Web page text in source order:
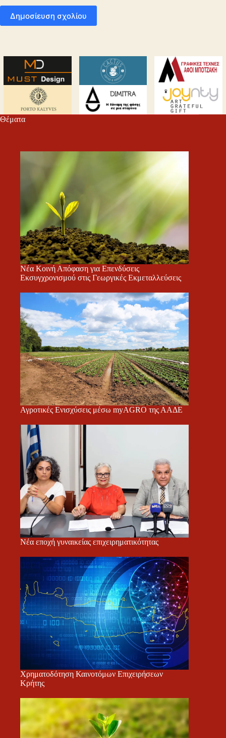
Δημοσίευση σχολίου
Θέματα
Νέα Κοινή Απόφαση για Επενδύσεις
Εκσυγχρονισμού στις Γεωργικές Εκμεταλλεύσεις
Αγροτικές Ενισχύσεις μέσω myAGRO της ΑΑΔΕ
Νέα εποχή γυναικείας επιχειρηματικότητας
Χρηματοδότηση Καινοτόμων Επιχειρήσεων
Κρήτης